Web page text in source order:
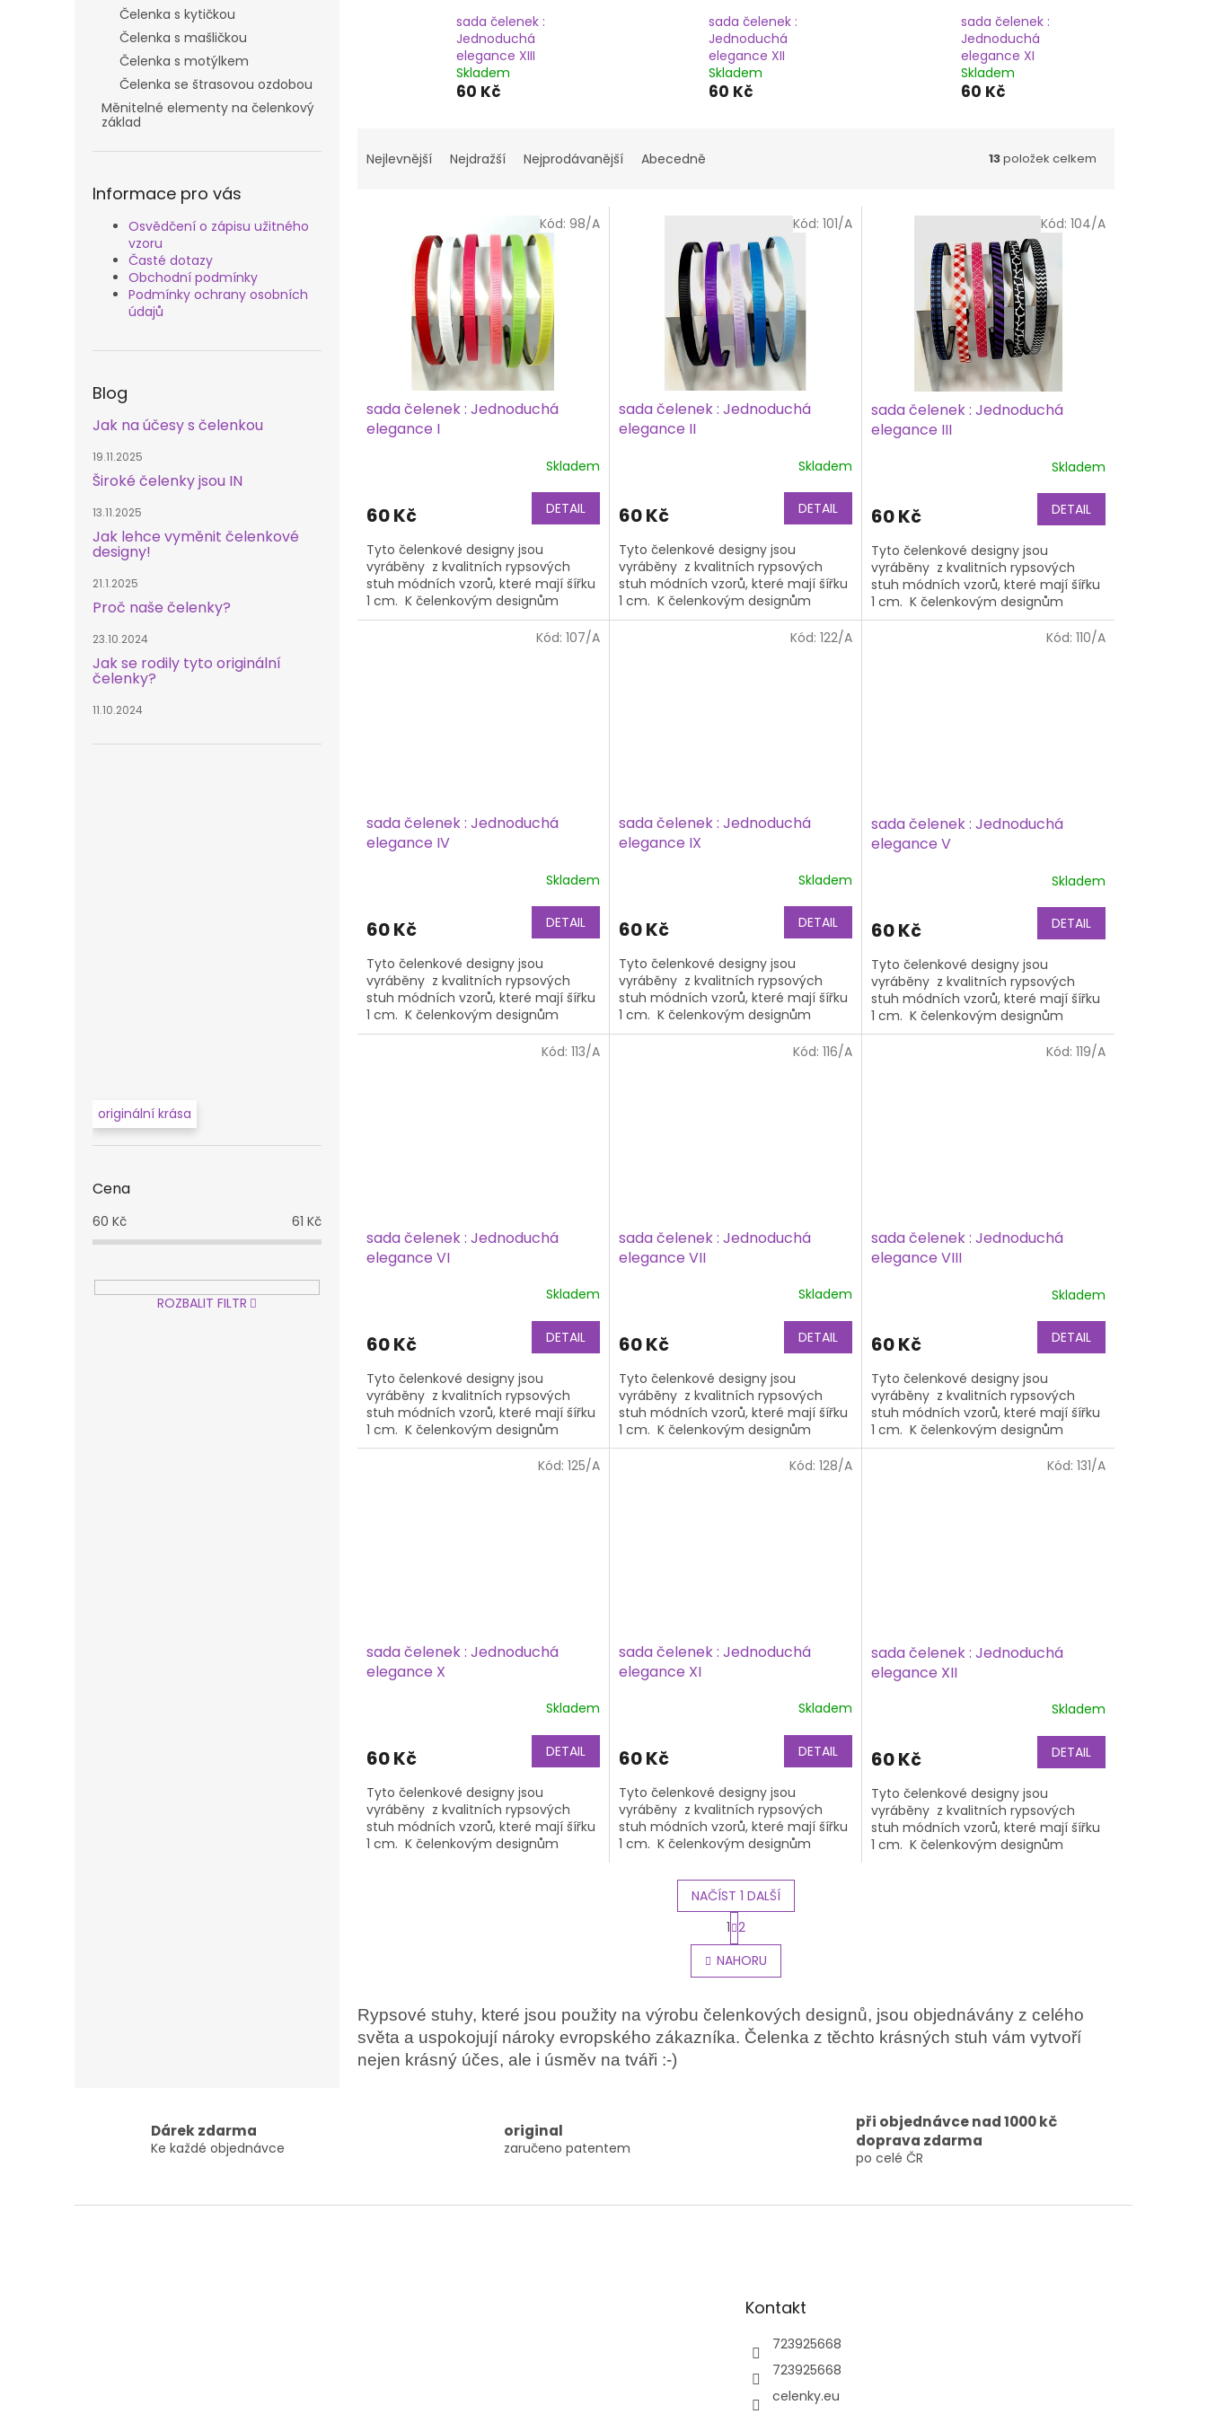
Čelenka s kytičkou
Čelenka s mašličkou
Čelenka s motýlkem
Čelenka se štrasovou ozdobou
Měnitelné elementy na čelenkový
základ
Informace pro vás
Osvědčení o zápisu užitného
vzoru
Časté dotazy
Obchodní podmínky
Podmínky ochrany osobních
údajů
Blog
Jak na účesy s čelenkou
19.11.2025
Široké čelenky jsou IN
13.11.2025
Jak lehce vyměnit čelenkové
designy!
21.1.2025
Proč naše čelenky?
23.10.2024
Jak se rodily tyto originální
čelenky?
11.10.2024
originální krása
Cena
60 Kč 61 Kč
ROZBALIT FILTR
sada čelenek :
Jednoduchá
elegance XIII
Skladem
60 Kč
sada čelenek :
Jednoduchá
elegance XII
Skladem
60 Kč
sada čelenek :
Jednoduchá
elegance XI
Skladem
60 Kč
aNejlevnější Nejdražší Nejprodávanější Abecedně 13položek celkem
sada čelenek : Jednoduchá
elegance I
Skladem
60 Kč DETAIL
Tyto čelenkové designy jsou
vyráběny z kvalitních rypsových
stuh módních vzorů, které mají šířku
1 cm. K čelenkovým designům
potřebujete také čelenkový základ,
Kód: 98/A
sada čelenek : Jednoduchá
elegance II
Skladem
60 Kč DETAIL
Tyto čelenkové designy jsou
vyráběny z kvalitních rypsových
stuh módních vzorů, které mají šířku
1 cm. K čelenkovým designům
potřebujete také čelenkový základ,
Kód: 101/A
sada čelenek : Jednoduchá
elegance III
Skladem
60 Kč DETAIL
Tyto čelenkové designy jsou
vyráběny z kvalitních rypsových
stuh módních vzorů, které mají šířku
1 cm. K čelenkovým designům
potřebujete také čelenkový základ,
Kód: 104/A
sada čelenek : Jednoduchá
elegance IV
Skladem
60 Kč DETAIL
Tyto čelenkové designy jsou
vyráběny z kvalitních rypsových
stuh módních vzorů, které mají šířku
1 cm. K čelenkovým designům
potřebujete také čelenkový základ,
Kód: 107/A
sada čelenek : Jednoduchá
elegance IX
Skladem
60 Kč DETAIL
Tyto čelenkové designy jsou
vyráběny z kvalitních rypsových
stuh módních vzorů, které mají šířku
1 cm. K čelenkovým designům
potřebujete také čelenkový základ,
Kód: 122/A
sada čelenek : Jednoduchá
elegance V
Skladem
60 Kč DETAIL
Tyto čelenkové designy jsou
vyráběny z kvalitních rypsových
stuh módních vzorů, které mají šířku
1 cm. K čelenkovým designům
potřebujete také čelenkový základ,
Kód: 110/A
sada čelenek : Jednoduchá
elegance VI
Skladem
60 Kč DETAIL
Tyto čelenkové designy jsou
vyráběny z kvalitních rypsových
stuh módních vzorů, které mají šířku
1 cm. K čelenkovým designům
potřebujete také čelenkový základ,
Kód: 113/A
sada čelenek : Jednoduchá
elegance VII
Skladem
60 Kč DETAIL
Tyto čelenkové designy jsou
vyráběny z kvalitních rypsových
stuh módních vzorů, které mají šířku
1 cm. K čelenkovým designům
potřebujete také čelenkový základ,
Kód: 116/A
sada čelenek : Jednoduchá
elegance VIII
Skladem
60 Kč DETAIL
Tyto čelenkové designy jsou
vyráběny z kvalitních rypsových
stuh módních vzorů, které mají šířku
1 cm. K čelenkovým designům
potřebujete také čelenkový základ,
Kód: 119/A
sada čelenek : Jednoduchá
elegance X
Skladem
60 Kč DETAIL
Tyto čelenkové designy jsou
vyráběny z kvalitních rypsových
stuh módních vzorů, které mají šířku
1 cm. K čelenkovým designům
Kód: 125/A
sada čelenek : Jednoduchá
elegance XI
Skladem
60 Kč DETAIL
Tyto čelenkové designy jsou
vyráběny z kvalitních rypsových
stuh módních vzorů, které mají šířku
1 cm. K čelenkovým designům
Kód: 128/A
sada čelenek : Jednoduchá
elegance XII
Skladem
60 Kč DETAIL
Tyto čelenkové designy jsou
vyráběny z kvalitních rypsových
stuh módních vzorů, které mají šířku
1 cm. K čelenkovým designům
Kód: 131/A
O
v
a
c
i
NAČÍST 1 DALŠÍ
S
t
r
á
n
o
v
á
1 2
NAHORU
Rypsové stuhy, které jsou použity na výrobu čelenkových designů, jsou objednávány z celého
světa a uspokojují nároky evropského zákazníka. Čelenka z těchto krásných stuh vám vytvoří
nejen krásný účes, ale i úsměv na tváři :-)
Dárek zdarma
Ke každé objednávce
original
zaručeno patentem
při objednávce nad 1000 kč
doprava zdarma
po celé ČR
Kontakt
723925668
723925668
celenky.eu